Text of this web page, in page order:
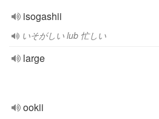
isogashii
いそがしい lub 忙しい
large
ookii